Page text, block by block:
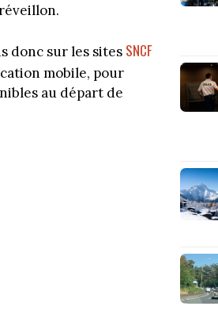
donc sur les sites SNCF
mobile, pour
au départ de